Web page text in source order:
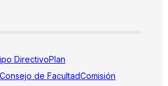
DirectivoPlan
Consejo de FacultadComisión